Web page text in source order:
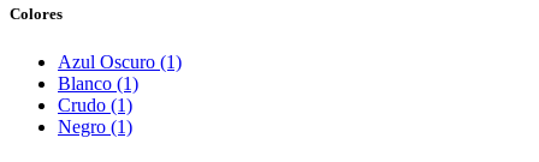
Colores
Azul Oscuro (1)
Blanco (1)
Crudo (1)
Negro (1)